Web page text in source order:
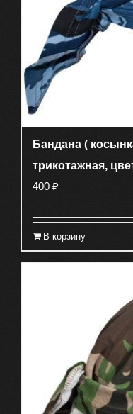
Бандана (
трикотажная,
400 ₽
В корзину